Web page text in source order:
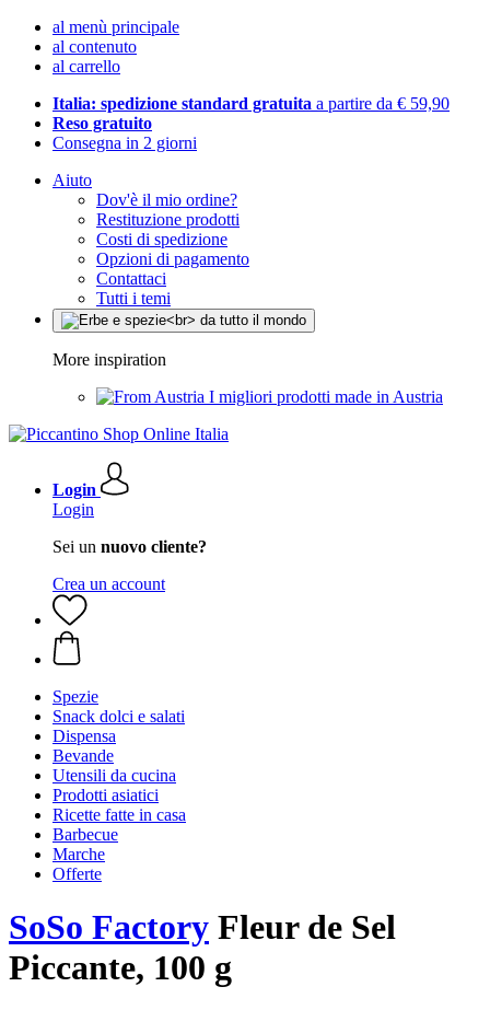
al menù principale
al contenuto
al carrello
Italia: spedizione standard gratuita a partire da € 59,90
Reso gratuito
Consegna in 2 giorni
Aiuto
Dov'è il mio ordine?
Restituzione prodotti
Costi di spedizione
Opzioni di pagamento
Contattaci
Tutti i temi
More inspiration
I migliori prodotti made in Austria
Login
Login
Sei un nuovo cliente?
Crea un account
Spezie
Snack dolci e salati
Dispensa
Bevande
Utensili da cucina
Prodotti asiatici
Ricette fatte in casa
Barbecue
Marche
Offerte
SoSo Factory Fleur de Sel
Piccante, 100 g